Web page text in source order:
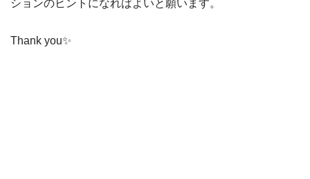
ションのヒントになればよいと願います。
Thank you✨